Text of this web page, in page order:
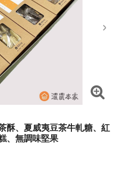
next
酥、夏威夷豆茶牛軋糖、紅
、無調味堅果